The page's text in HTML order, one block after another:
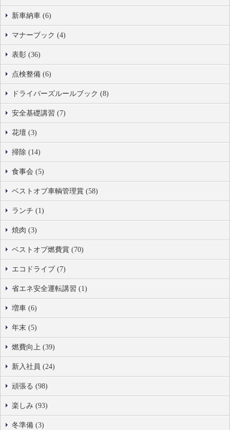
新車納車 (6)
マナーブック (4)
表彰 (36)
点検整備 (6)
ドライバーズルールブック (8)
安全基礎講習 (7)
花壇 (3)
掃除 (14)
食事会 (5)
ベストオブ車輌管理賞 (58)
ランチ (1)
焼肉 (3)
ベストオブ燃費賞 (70)
エコドライブ (7)
省エネ安全運転講習 (1)
増車 (6)
年末 (5)
燃費向上 (39)
新入社員 (24)
頑張る (98)
楽しみ (93)
冬準備 (3)